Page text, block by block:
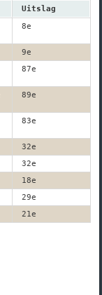
Uitslag
8e
9e
87e
89e
83e
32e
32e
18e
29e
21e